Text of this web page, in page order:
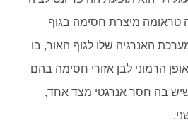
טראומה מיצרת חסימה בגוף
האנרגיה שלו לגוף האור, בו
הרמוני לבן אזורי חסימה בהם
בה חסר אנרגטי מצד אחד,